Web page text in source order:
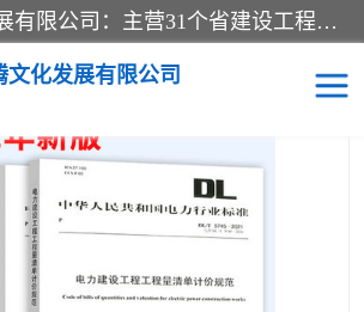
北京北腾文化发展有限公司：主营31个省建设工程预算书,工程预算软件,工程计价依据,工程造价定额,工程量清单计价定额,建设工程量消耗量定额,各行业工程预算定额,铁路定额,电力定额,矿山定额,*,黄金定额,钢铁企业检修定额,中石化安装检修定额,煤矿图书,医院书籍等.诚信的经营，在发展的同时公司不忘不断总结不断优化为客户的服务，和一如既往的热情赢得了新老客户的极高评价及青睐。
文化发展有限公司
商机>电力图书> 新书DL/T5341-2021电力变
规范全4本
预算定额